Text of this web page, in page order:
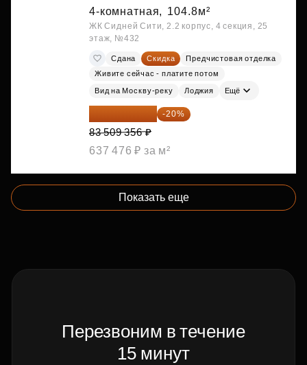
4-комнатная, 104.8м²
ЖК Сидней Сити, 2.2 корпус, 4 секция, 25
этаж, №432
Сдана Скидка
Предчистовая отделка
Живите сейчас - платите потом
Вид на Москву-реку Лоджия Ещё
66 807 485 ₽ -20%
83 509 356 ₽
637 476 ₽ за м²
Показать еще
Перезвоним в течение
15 минут